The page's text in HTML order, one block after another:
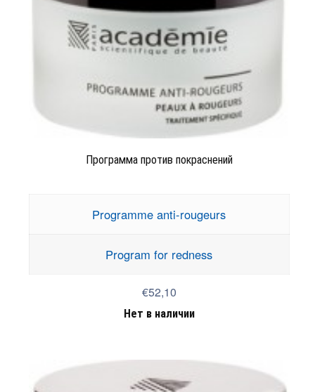
Программа против покраснений
Programme anti-rougeurs
Program for redness
€52,10
Нет в наличии